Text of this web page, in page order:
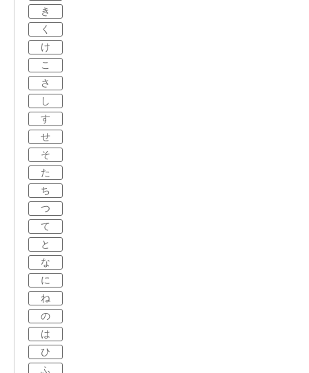
き
く
け
こ
さ
し
す
せ
そ
た
ち
つ
て
と
な
に
ね
の
は
ひ
ふ